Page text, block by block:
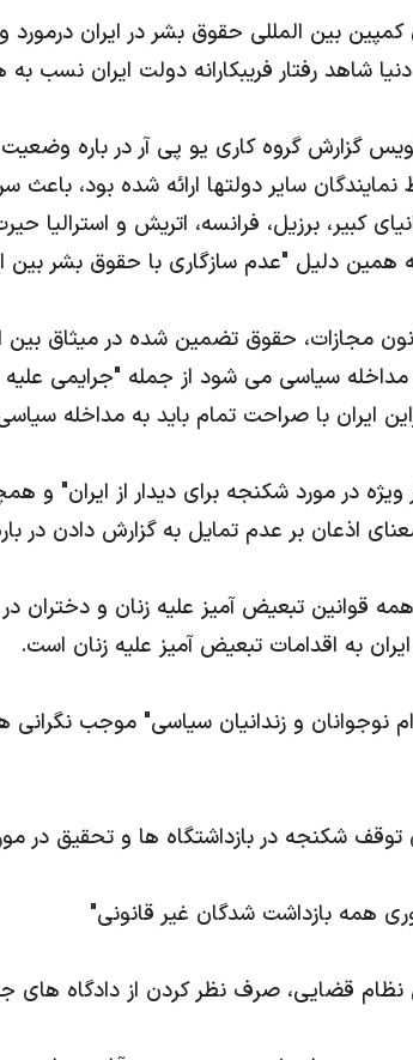
کمپین بین المللی حقوق بشر در ایران
شاهد رفتار فریبکارانه دولت ایران نسب
گزارش گروه کاری یو پی آر در باره
سایر دولتها ارائه شده بود،
کبیر، برزیل، فرانسه، اتریش و
همین دلیل "عدم سازگاری با حقوق بشر بین
مجازات، حقوق تضمین شده در میثاق
سیاسی می شود از جمله "جرایمی
ایران با صراحت تمام باید به مداخله
ویژه در مورد شکنجه برای دیدار از ایران" و
معنای اذعان بر عدم تمایل به گزارش دادن
قوانین تبعیض آمیز علیه زنان و دختران
به اقدامات تبعیض آمیز علیه زنان است.
نوجوانان و زندانیان سیاسی" موجب
توقف شکنجه در بازداشتگاه ها و تحقیق
همه بازداشت شدگان غیر قانونی"
نظام قضایی، صرف نظر کردن از دادگاه های